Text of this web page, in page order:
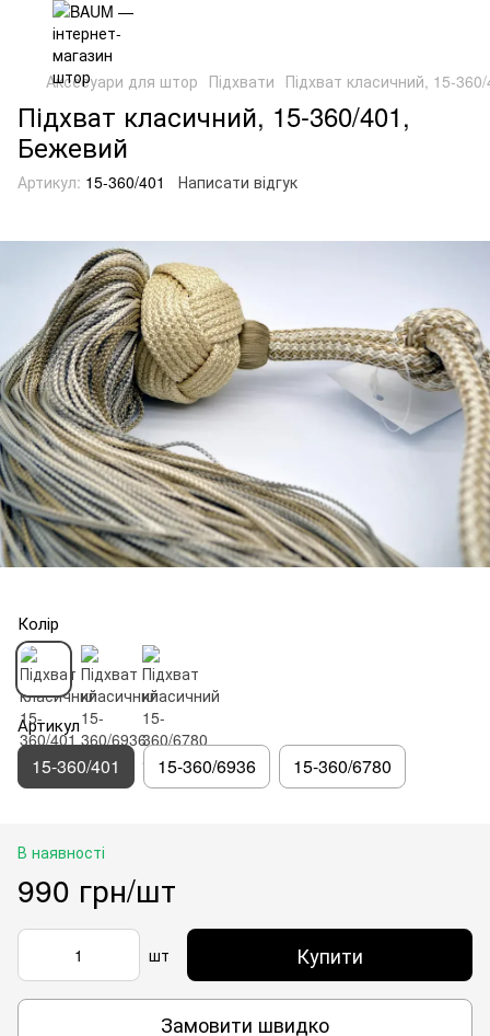
Аксесуари для штор Підхвати Підхват класичний, 15-
Підхват класичний, 15-360/401,
Бежевий
Артикул: 15-360/401 Написати відгук
Колір
Артикул
15-360/401 15-360/6936 15-360/6780
В наявності
990 грн/шт
шт Купити
Замовити швидко